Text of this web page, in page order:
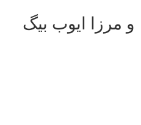
و مرزا ایوب بیگ